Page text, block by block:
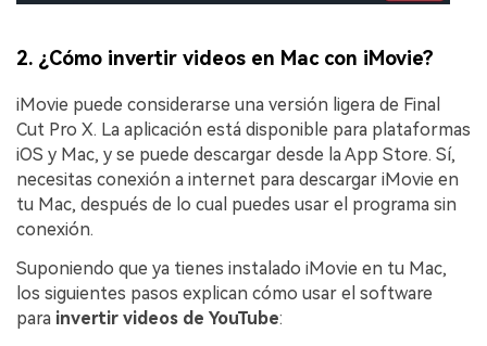
2. ¿Cómo invertir videos en Mac con iMovie?
iMovie puede considerarse una versión ligera de Final
Cut Pro X. La aplicación está disponible para plataformas
iOS y Mac, y se puede descargar desde la App Store. Sí,
necesitas conexión a internet para descargar iMovie en
tu Mac, después de lo cual puedes usar el programa sin
conexión.
Suponiendo que ya tienes instalado iMovie en tu Mac,
los siguientes pasos explican cómo usar el software
para invertir videos de YouTube: